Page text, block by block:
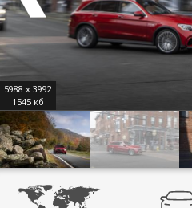
5988 x 3992
1545 кб